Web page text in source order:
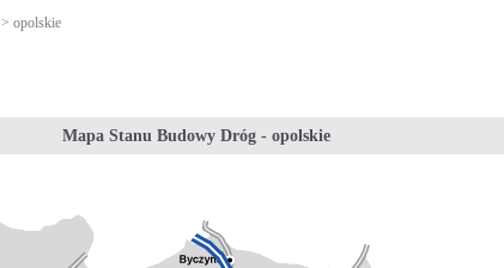
> opolskie
Mapa Stanu Budowy Dróg - opolskie